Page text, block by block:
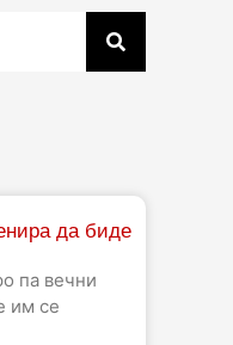
да биде
па вечни
им се